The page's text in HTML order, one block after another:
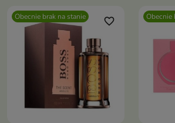
Obecnie brak na stanie favorite_border Obecnie